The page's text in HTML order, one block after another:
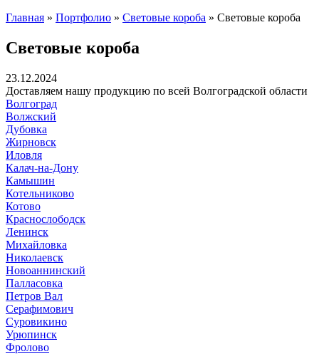
Главная » Портфолио » Световые короба » Световые короба
Световые короба
23.12.2024
Доставляем нашу продукцию по всей Волгоградской области
Волгоград
Волжский
Дубовка
Жирновск
Иловля
Калач-на-Дону
Камышин
Котельниково
Котово
Краснослободск
Ленинск
Михайловка
Николаевск
Новоаннинский
Палласовка
Петров Вал
Серафимович
Суровикино
Урюпинск
Фролово